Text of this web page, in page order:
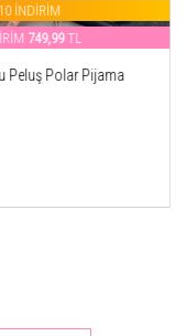
İNDİRİM
326,54TL
Sweat Panço